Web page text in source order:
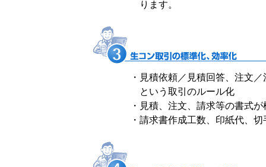
ります。
・ 見積依頼／見積回答、注文
という取引のルール化
・ 見積、注文、請求等の書式
・ 請求書作成工数、印紙代、切